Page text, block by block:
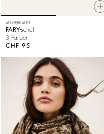
AUSVERKAUFT
FARYschal
3 Farben
CHF 95